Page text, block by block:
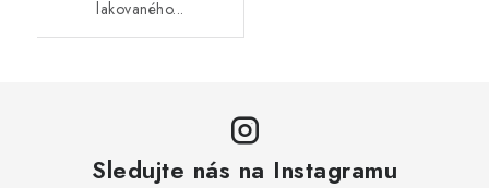
lakovaného...
Sledujte nás na Instagramu